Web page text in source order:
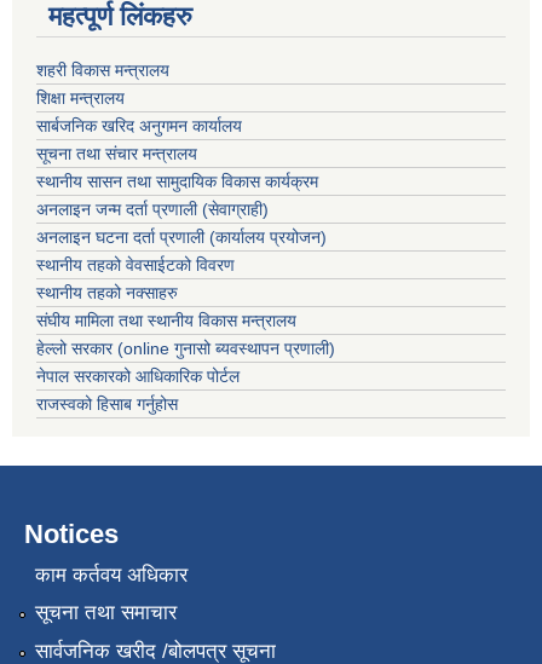
महत्पूर्ण लिंकहरु
शहरी विकास मन्त्रालय
शिक्षा मन्त्रालय
सार्बजनिक खरिद अनुगमन कार्यालय
सूचना तथा संचार मन्त्रालय
स्थानीय सासन तथा सामुदायिक विकास कार्यक्रम
अनलाइन जन्म दर्ता प्रणाली (सेवाग्राही)
अनलाइन घटना दर्ता प्रणाली (कार्यालय प्रयोजन)
स्थानीय तहको वेवसाईटको विवरण
स्थानीय तहको नक्साहरु
संघीय मामिला तथा स्थानीय विकास मन्त्रालय
हेल्लो सरकार (online गुनासो ब्यवस्थापन प्रणाली)
नेपाल सरकारको आधिकारिक पोर्टल
राजस्वको हिसाब गर्नुहोस
Notices
काम कर्तवय अधिकार
सूचना तथा समाचार
सार्वजनिक खरीद /बोलपत्र सूचना